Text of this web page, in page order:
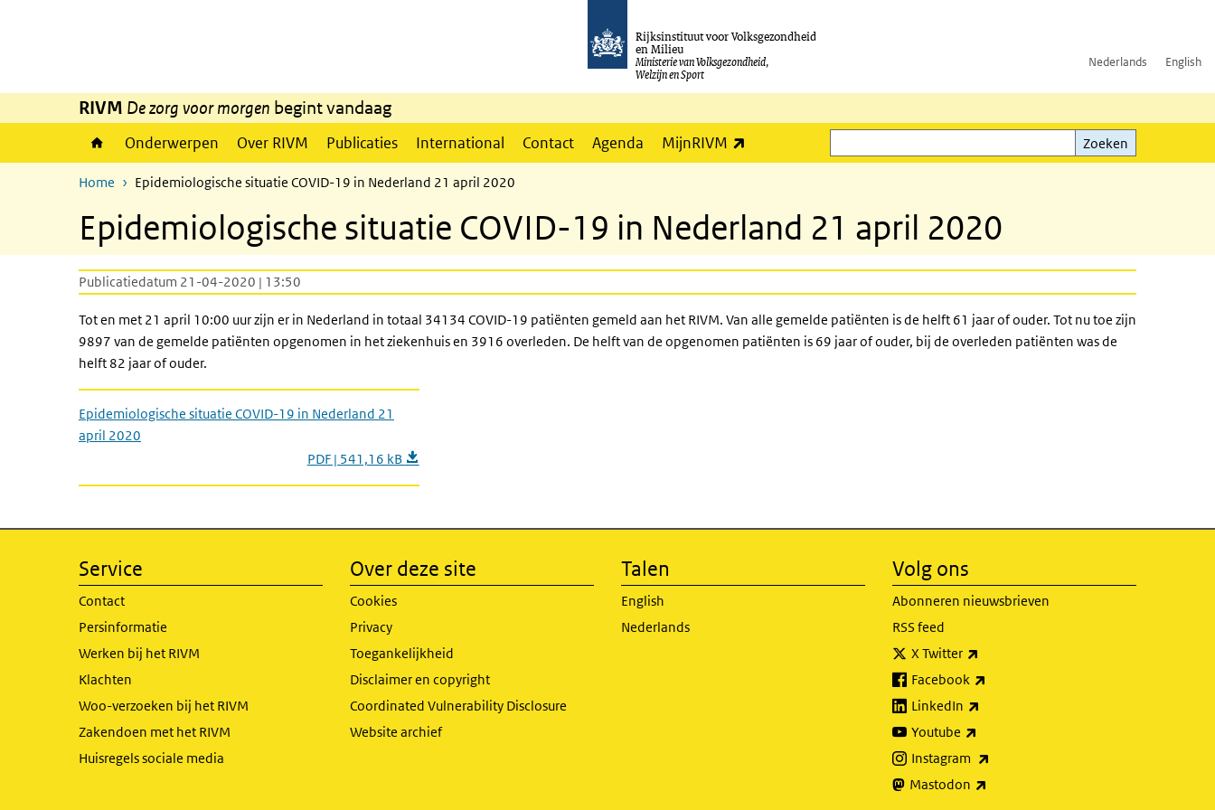
Rijksinstituut voor Volksgezondheid
en Milieu
Ministerie van Volksgezondheid,
Welzijn en Sport
Nederlands English
RIVM De zorg voor morgen begint vandaag
Onderwerpen Over RIVM Publicaties International Contact Agenda MijnRIVM
Zoeken
Zoeken
Home Epidemiologische situatie COVID-19 in Nederland 21 april 2020
Epidemiologische situatie COVID-19 in Nederland 21 april 2020
Publicatiedatum 21-04-2020 | 13:50
Tot en met 21 april 10:00 uur zijn er in Nederland in totaal 34134 COVID-19 patiënten gemeld aan het RIVM. Van alle gemelde patiënten is de helft 61 jaar of ouder. Tot nu toe zijn
9897 van de gemelde patiënten opgenomen in het ziekenhuis en 3916 overleden. De helft van de opgenomen patiënten is 69 jaar of ouder, bij de overleden patiënten was de
helft 82 jaar of ouder.
Epidemiologische situatie COVID-19 in Nederland 21
april 2020
PDF | 541,16 kB
Service
Contact
Persinformatie
Werken bij het RIVM
Klachten
Woo-verzoeken bij het RIVM
Zakendoen met het RIVM
Huisregels sociale media
Over deze site
Cookies
Privacy
Toegankelijkheid
Disclaimer en copyright
Coordinated Vulnerability Disclosure
Website archief
Talen
English
Nederlands
Volg ons
Abonneren nieuwsbrieven
RSS feed
X Twitter
Facebook
LinkedIn
Youtube
Instagram
Mastodon